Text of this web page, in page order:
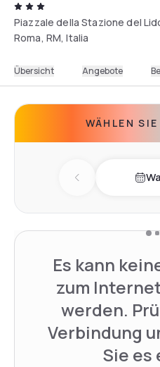
Piazzale della Stazione del
Roma, RM, Italia
Übersicht Angebote
WÄHLEN
Previous day
Es kann
zum
werden.
Verbindung
Sie es